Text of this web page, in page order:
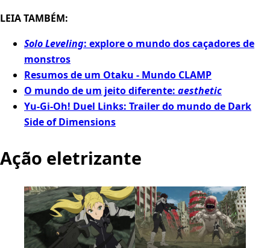
LEIA TAMBÉM:
Solo Leveling: explore o mundo dos caçadores de
monstros
Resumos de um Otaku - Mundo CLAMP
O mundo de um jeito diferente: aesthetic
Yu-Gi-Oh! Duel Links: Trailer do mundo de Dark
Side of Dimensions
Ação eletrizante